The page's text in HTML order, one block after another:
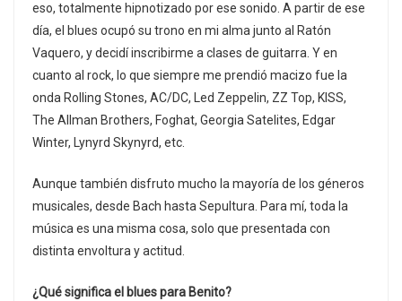
eso, totalmente hipnotizado por ese sonido. A partir de ese
día, el blues ocupó su trono en mi alma junto al Ratón
Vaquero, y decidí inscribirme a clases de guitarra. Y en
cuanto al rock, lo que siempre me prendió macizo fue la
onda Rolling Stones, AC/DC, Led Zeppelin, ZZ Top, KISS,
The Allman Brothers, Foghat, Georgia Satelites, Edgar
Winter, Lynyrd Skynyrd, etc.
Aunque también disfruto mucho la mayoría de los géneros
musicales, desde Bach hasta Sepultura. Para mí, toda la
música es una misma cosa, solo que presentada con
distinta envoltura y actitud.
¿Qué significa el blues para Benito?